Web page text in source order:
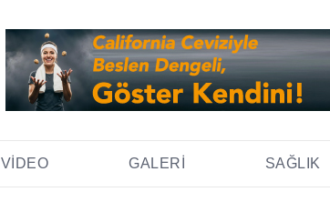
VIDEO GALERI SAĞLIK